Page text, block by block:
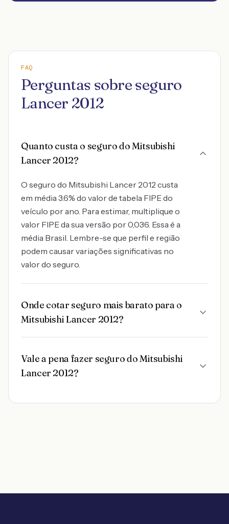
FAQ
Perguntas sobre seguro
Lancer 2012
Quanto custa o seguro do Mitsubishi
Lancer 2012?
O seguro do Mitsubishi Lancer 2012 custa
em média 3.6% do valor de tabela FIPE do
veículo por ano. Para estimar, multiplique o
valor FIPE da sua versão por 0,036. Essa é a
média Brasil. Lembre-se que perfil e região
podem causar variações significativas no
valor do seguro.
Onde cotar seguro mais barato para o
Mitsubishi Lancer 2012?
Vale a pena fazer seguro do Mitsubishi
Lancer 2012?